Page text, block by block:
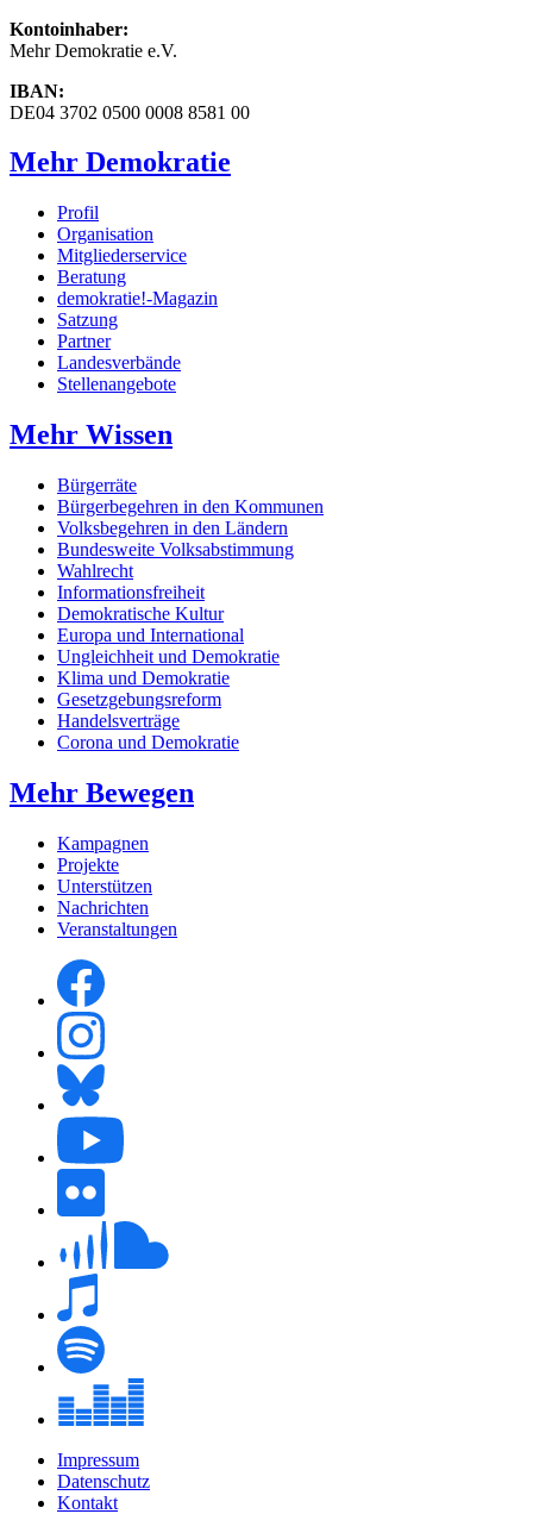
Kontoinhaber:
Mehr Demokratie e.V.
IBAN:
DE04 3702 0500 0008 8581 00
Mehr Demokratie
Profil
Organisation
Mitgliederservice
Beratung
demokratie!-Magazin
Satzung
Partner
Landesverbände
Stellenangebote
Mehr Wissen
Bürgerräte
Bürgerbegehren in den Kommunen
Volksbegehren in den Ländern
Bundesweite Volksabstimmung
Wahlrecht
Informationsfreiheit
Demokratische Kultur
Europa und International
Ungleichheit und Demokratie
Klima und Demokratie
Gesetzgebungsreform
Handelsverträge
Corona und Demokratie
Mehr Bewegen
Kampagnen
Projekte
Unterstützen
Nachrichten
Veranstaltungen
Impressum
Datenschutz
Kontakt